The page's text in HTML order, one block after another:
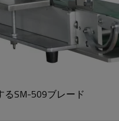
るSM-509ブレード